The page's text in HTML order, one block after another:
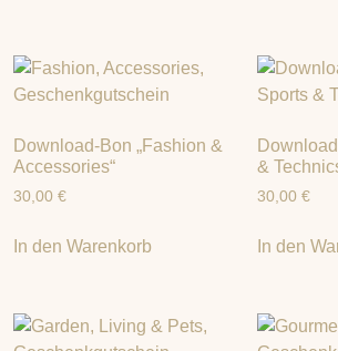
Download-Bon „Fashion &
Accessories“
30,00 €
In den Warenkorb
&
30,00€
In den